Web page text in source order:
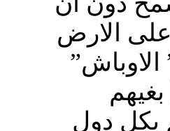
الارض
الاوباش”
بكل دول